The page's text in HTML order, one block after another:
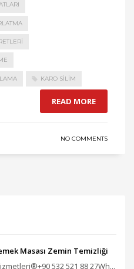
KARO SILIM
READ MORE
NO COMMENTS
Masası Zemin Temizliği
532 521 88 27Wh...